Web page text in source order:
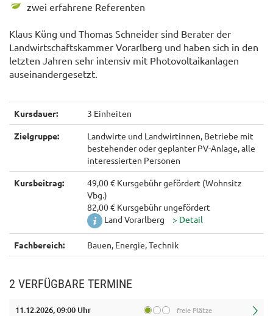
zwei erfahrene Referenten
Klaus Küng und Thomas Schneider sind Berater der
Landwirtschaftskammer Vorarlberg und haben sich in den
letzten Jahren sehr intensiv mit Photovoltaikanlagen
auseinandergesetzt.
Kursdauer: 3 Einheiten
Zielgruppe:
Landwirte und Landwirtinnen, Betriebe mit
bestehender oder geplanter PV-Anlage, alle
interessierten Personen
Kursbeitrag:
49,00 € Kursgebühr gefördert (Wohnsitz
Vbg.)
82,00 € Kursgebühr ungefördert
Land Vorarlberg
Fachbereich: Bauen, Energie, Technik
2 VERFÜGBARE TERMINE
11.12.2026, 09:00 Uhr freie Plätze